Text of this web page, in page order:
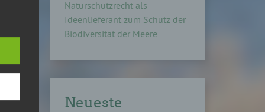
Naturschutzrecht als
Ideenlieferant zum Schutz der
Biodiversität der Meere
Neueste